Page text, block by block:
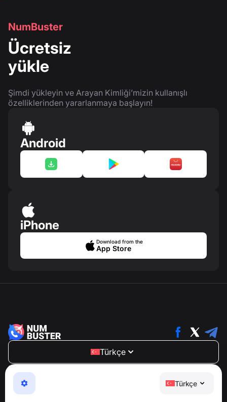
Türkçe
NumBuster
Ücretsiz
yükle
Şimdi yükleyin ve Arayan Kimliği’mizin kullanışlı
özelliklerinden yararlanmaya başlayın!
Android
iPhone
Download from the
App Store
Türkçe
NumBuster © 2013—2026 ·
Telefon dolandırıcılığına, spam’e ve istenmeyen
mesajlara karşı koruma sağlayan kullanımı kolay bir